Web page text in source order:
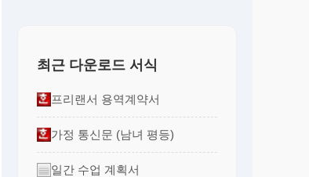
최근 다운로드 서식
프리랜서 용역계약서
가정 통신문 (남녀 평등)
일간 수업 계획서